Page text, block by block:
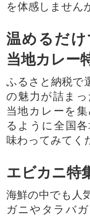
を体感しません
温めるだ
当地カレー
ふるさと納税で
の魅力が詰ま
当地カレーを
るように全国
味わってみてく
エビカニ特
海鮮の中でも人
ガニやタラバ